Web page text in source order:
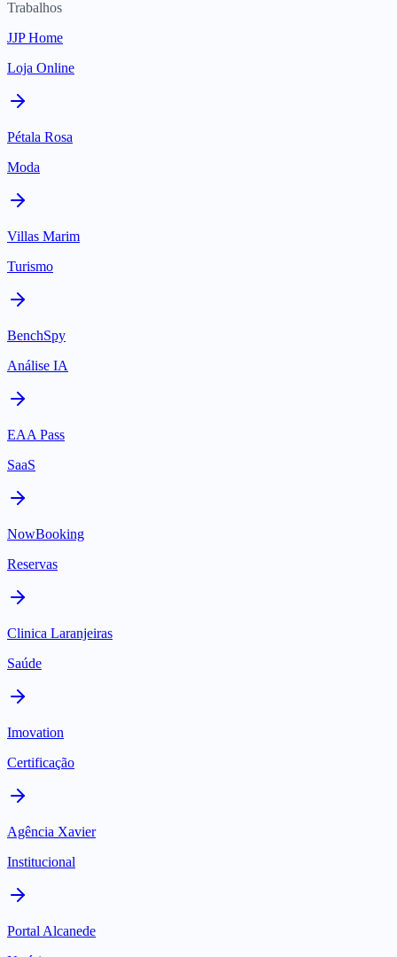
Trabalhos
JJP Home
Loja Online
Pétala Rosa
Moda
Villas Marim
Turismo
BenchSpy
Análise IA
EAA Pass
SaaS
NowBooking
Reservas
Clinica Laranjeiras
Saúde
Imovation
Certificação
Agência Xavier
Institucional
Portal Alcanede